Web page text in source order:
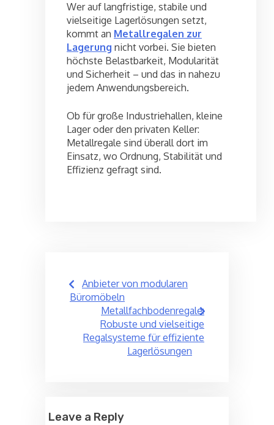
Wer auf langfristige, stabile und
vielseitige Lagerlösungen setzt,
kommt an Metallregalen zur
Lagerung nicht vorbei. Sie bieten
höchste Belastbarkeit, Modularität
und Sicherheit – und das in nahezu
jedem Anwendungsbereich.
Ob für große Industriehallen, kleine
Lager oder den privaten Keller:
Metallregale sind überall dort im
Einsatz, wo Ordnung, Stabilität und
Effizienz gefragt sind.
Post
navigation
Anbieter von modularen
Büromöbeln
Metallfachbodenregale:
Robuste und vielseitige
Regalsysteme für effiziente
Lagerlösungen
Leave a Reply